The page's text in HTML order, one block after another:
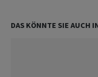
DAS KÖNNTE SIE AUCH